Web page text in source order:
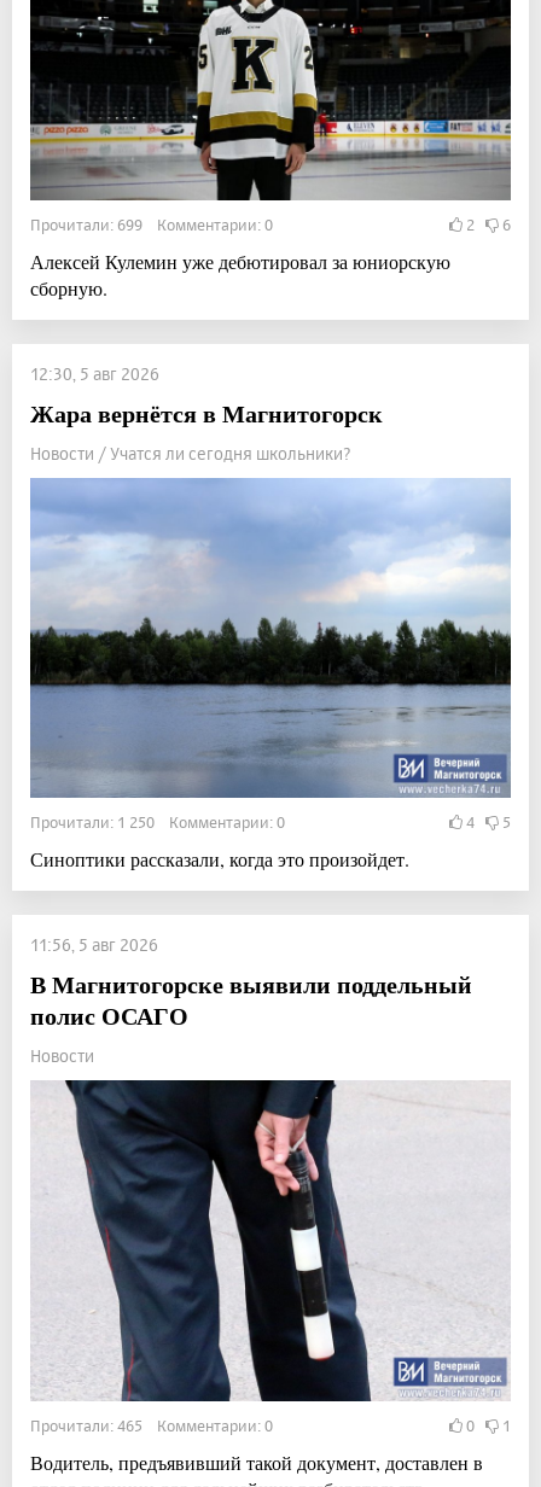
Прочитали: 699 Комментарии: 0 2 6
Алексей Кулемин уже дебютировал за юниорскую
сборную.
12:30, 5 авг 2026
Жара вернётся в Магнитогорск
Новости / Учатся ли сегодня школьники?
Прочитали: 1 250 Комментарии: 0 4 5
Синоптики рассказали, когда это произойдет.
11:56, 5 авг 2026
В Магнитогорске выявили поддельный
полис ОСАГО
Новости
Прочитали: 465 Комментарии: 0 0 1
Водитель, предъявивший такой документ, доставлен в